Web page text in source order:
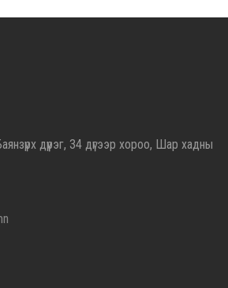
дүүрэг, 34 дүгээр хороо, Шар хадны